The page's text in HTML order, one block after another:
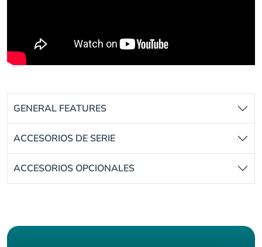
GENERAL FEATURES
ACCESORIOS DE SERIE
ACCESORIOS OPCIONALES